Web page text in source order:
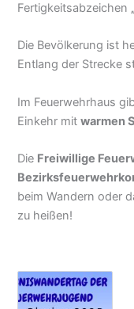
Fertigkeitsabzeichen
Die Bevölkerung ist
Entlang der Strecke
Im Feuerwehrhaus
Einkehr mitwarmen
Die Freiwillige
beim Wandern oder
zu heißen!